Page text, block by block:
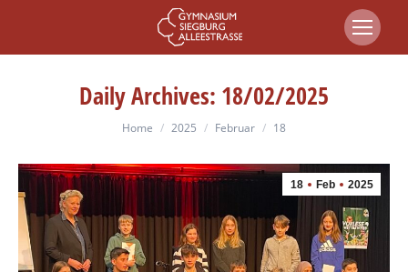
Daily Archives: 18/02/2025
You are here:
Home 2025 Februar 18
18 Feb 2025